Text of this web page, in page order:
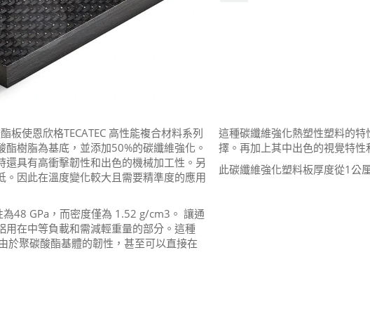
板使恩欣格TECATEC 高性能複合材料系列
樹脂為基底，並添加50%的碳纖維強化。
具有高衝擊韌性和出色的機械加工性。另
因此在溫度變化較大且需要精準度的應用
為48 GPa，而密度僅為 1.52 g/cm3。 讓通
在中等負載和需減輕重量的部分。這種
於聚碳酸酯基體的韌性，甚至可以直接在
這種碳纖維強化熱塑性塑料的
擇。再加上其中出色的視覺特
此碳纖維強化塑料板厚度從1公